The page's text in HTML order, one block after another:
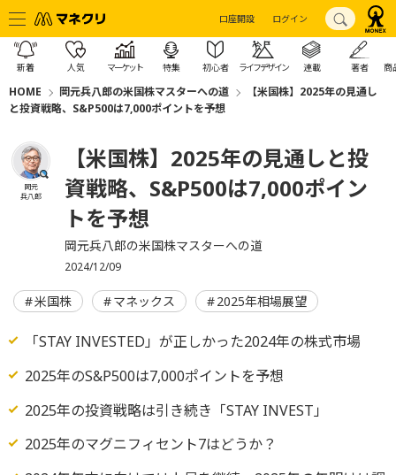
口座開設 ログイン
新着 人気 マーケット 特集 初心者 ライフデザイン 連載 著者 商
HOME 岡元兵八郎の米国株マスターへの道
【米国株】2025年の見通し
と投資戦略、S&P500は7,000ポイントを予想
岡元
兵八郎
【米国株】2025年の見通しと投
資戦略、S&P500は7,000ポイン
トを予想
岡元兵八郎の米国株マスターへの道
2024/12/09
米国株 マネックス 2025年相場展望
「STAY INVESTED」が正しかった2024年の株式市場
2025年のS&P500は7,000ポイントを予想
2025年の投資戦略は引き続き「STAY INVEST」
2025年のマグニフィセント7はどうか？